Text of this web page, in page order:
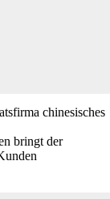
chinesisches
bringt der